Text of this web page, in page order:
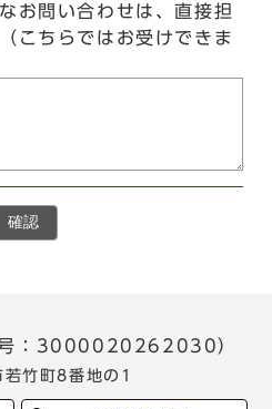
お問い合わせは、直接担
こちらではお受けできま
確認
号：3000020262030）
竹町8番地の1